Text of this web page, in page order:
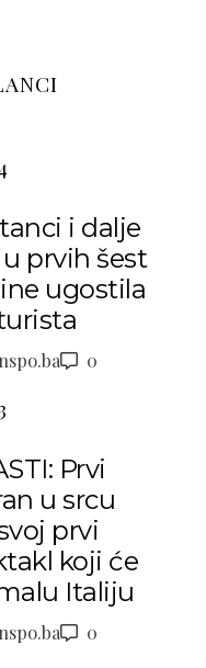
i dalje
prvih šest
ugostila
0
Prvi
u srcu
prvi
koji će
Italiju
0